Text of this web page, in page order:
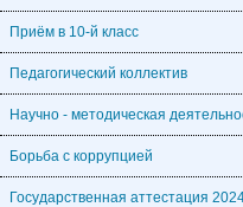
Приём в 10-й класс
Педагогический коллектив
Научно - методическая
Борьба с коррупцией
Государственная аттестация